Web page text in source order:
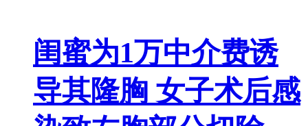
闺蜜为1万中介费诱
导其隆胸 女子术后感